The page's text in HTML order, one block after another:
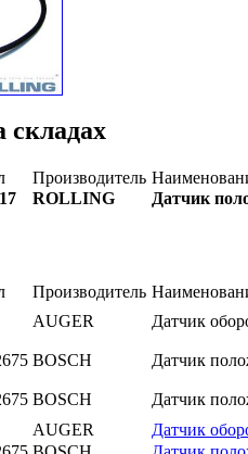
складах
Производитель
ROLLING Датчик
Производитель
AUGER Датчик
BOSCH Датчик
BOSCH
Датчик
AUGER
Датчик